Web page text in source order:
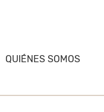
QUIÉNES SOMOS